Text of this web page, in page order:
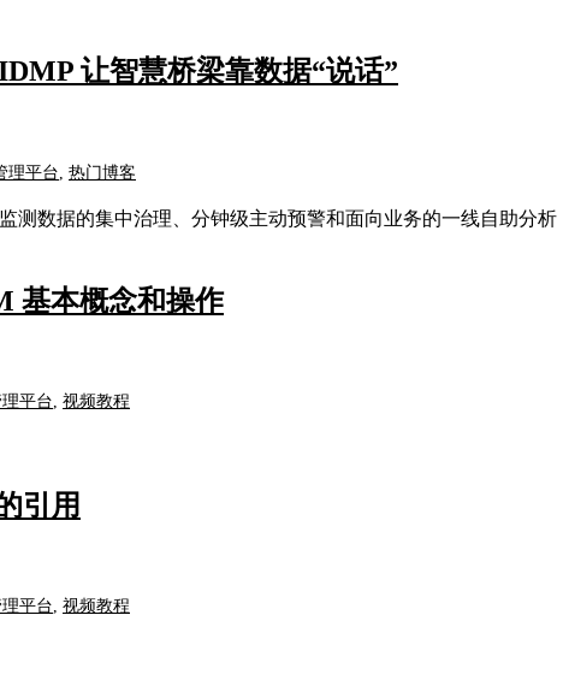
让智慧桥梁靠数据“说话”
理平台 热门博客
测数据的集中治理、分钟级主动预警和面向业务的一线自助分析
基本概念和操作
平台 视频教程
引用
平台 视频教程